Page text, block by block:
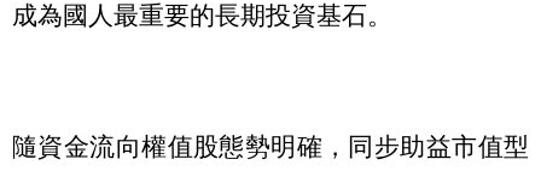
成為國人最重要的長期投資基石。
隨資金流向權值股態勢明確，同步助益市值型